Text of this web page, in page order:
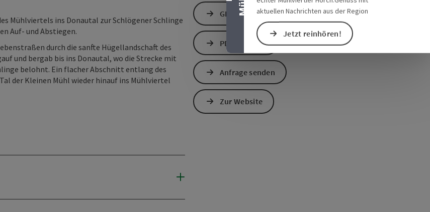
aktuellen Nachrichten aus der Region
Jetzt reinhören!
Mühlviertels ins Donautal zur Schlögener Schlinge
Auf- und Abstiegen.
durch die sanfte Hügellandschaft des
und bergab bis ins Donautal, wo die Strecke mit
belohnt. Ein flacher Abschnitt entlang des
der Kleinen Mühl wieder hinauf ins Mühlviertel
GPS Daten downloaden
PDF erstellen
Anfrage senden
Zur Website